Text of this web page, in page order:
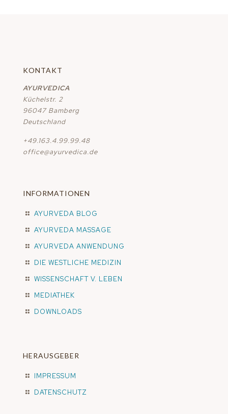
KONTAKT
AYURVEDICA
Küchelstr. 2
96047 Bamberg
Deutschland
+49.163.4.99.99.48
office@ayurvedica.de
INFORMATIONEN
AYURVEDA BLOG
AYURVEDA MASSAGE
AYURVEDA ANWENDUNG
DIE WESTLICHE MEDIZIN
WISSENSCHAFT V. LEBEN
MEDIATHEK
DOWNLOADS
HERAUSGEBER
IMPRESSUM
DATENSCHUTZ